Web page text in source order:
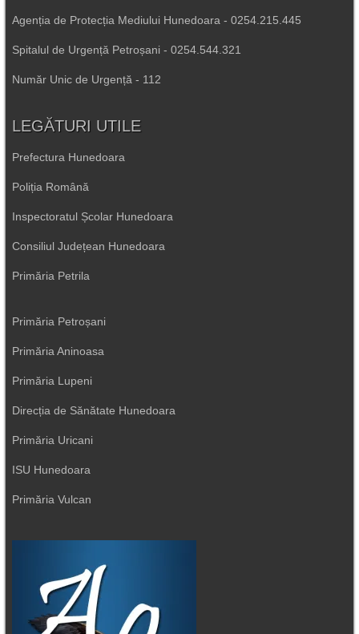
Agenția de Protecția Mediului Hunedoara - 0254.215.445
Spitalul de Urgență Petroșani - 0254.544.321
Număr Unic de Urgență - 112
LEGĂTURI UTILE
Prefectura Hunedoara
Poliția Română
Inspectoratul Școlar Hunedoara
Consiliul Județean Hunedoara
Primăria Petrila
Primăria Petroșani
Primăria Aninoasa
Primăria Lupeni
Direcția de Sănătate Hunedoara
Primăria Uricani
ISU Hunedoara
Primăria Vulcan